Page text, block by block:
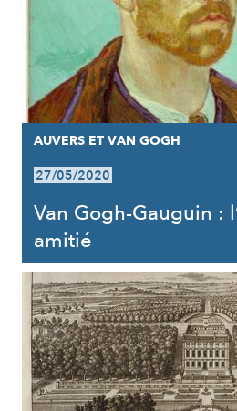
AUVERS ET VAN GOGH
27/05/2020
Van Gogh-Gauguin :
amitié